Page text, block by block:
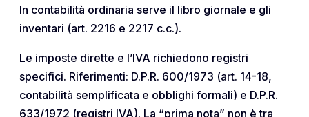
In contabilità ordinaria serve il libro giornale e gli
inventari (art. 2216 e 2217 c.c.).
Le imposte dirette e l’IVA richiedono registri
specifici. Riferimenti: D.P.R. 600/1973 (art. 14-18,
contabilità semplificata e obblighi formali) e D.P.R.
633/1972 (registri IVA). La “prima nota” non è tra